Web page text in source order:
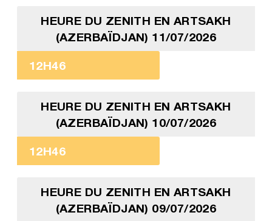
HEURE DU ZENITH EN ARTSAKH
(AZERBAÏDJAN) 11/07/2026
12H46
HEURE DU ZENITH EN ARTSAKH
(AZERBAÏDJAN) 10/07/2026
12H46
HEURE DU ZENITH EN ARTSAKH
(AZERBAÏDJAN) 09/07/2026